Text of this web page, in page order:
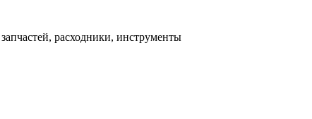
расходники, инструменты